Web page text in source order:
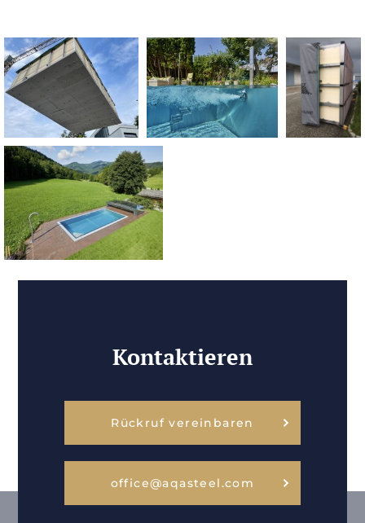
Kontaktieren
Rückruf vereinbaren
office@aqasteel.com